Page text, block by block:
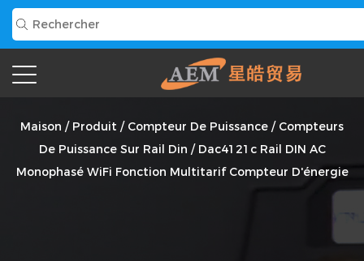
Dac4121c Rail DIN AC Monophasé WiFi Fonction
Multitarif Compteur D'énergie Fournisseur
Maison / Produit / Compteur De Puissance / Compteurs
De Puissance Sur Rail Din / Dac4121c Rail DIN AC
Monophasé WiFi Fonction Multitarif Compteur D'énergie